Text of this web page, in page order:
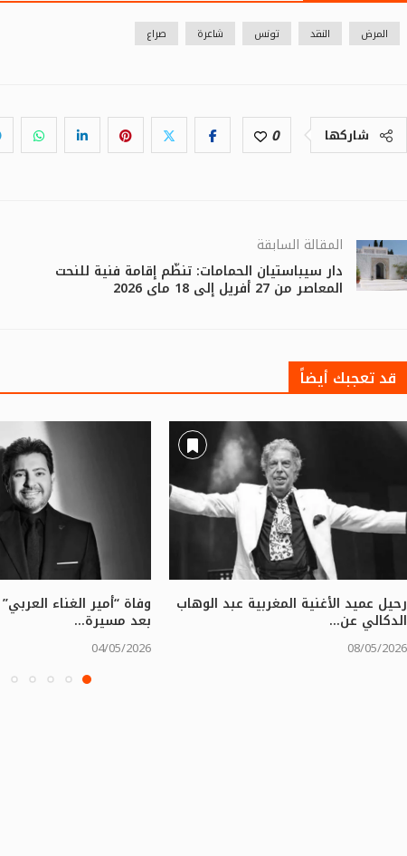
المرض النقد تونس شاعرة صراع
شاركها 0
المقالة السابقة
دار سيباستيان الحمامات: تنظّم إقامة فنية للنحت
المعاصر من 27 أفريل إلى 18 ماي 2026
قد تعجبك أيضاً
رحيل عميد الأغنية المغربية عبد الوهاب
الدكالي عن...
08/05/2026
وفاة “أمير الغناء
بعد مسيرة...
04/05/2026